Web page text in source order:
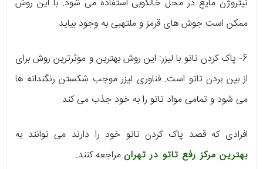
نیتروژن مایع در محل خالکوبی استفاده می شود. با این روش
ممکن است جوش های قرمز و ملتهبی به وجود بیاید.
6- پاک کردن تاتو با لیزر: این روش بهترین و موثرترین روش برای
از بین بردن تاتو است. فناوری لیزر موجب شکستن رنگندانه ها
می شود و تمامی مواد تاتو را به خود جذب می کند.
افرادی که قصد پاک کردن تاتو خود را دارند می توانند به
بهترین مرکز رفع تاتو در تهرانمراجعه کنند.